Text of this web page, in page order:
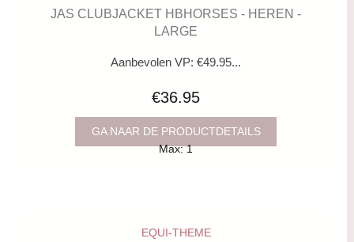
JAS CLUBJACKET HBHORSES - HEREN -
LARGE
Aanbevolen VP: €49.95...
€36.95
GA NAAR DE PRODUCTDETAILS
Max: 1
EQUI-THEME